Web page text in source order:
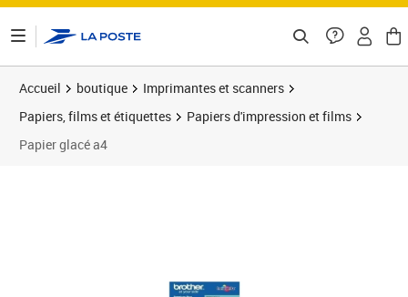
Accueil boutique
Imprimantes et scanners
Papiers, films et étiquettes
Papiers d'impression et films
Papier glacé a4